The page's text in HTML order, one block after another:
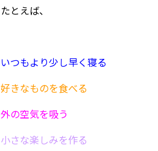
たとえば、
いつもより少し早く寝る
好きなものを食べる
外の空気を吸う
小さな楽しみを作る